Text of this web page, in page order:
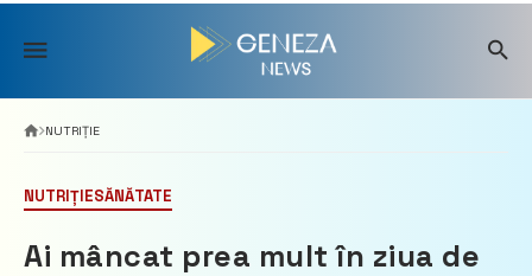
Skip
content
NUTRIȚIE
NUTRIȚIESĂNĂTATE
Ai mâncat prea mult în ziua de